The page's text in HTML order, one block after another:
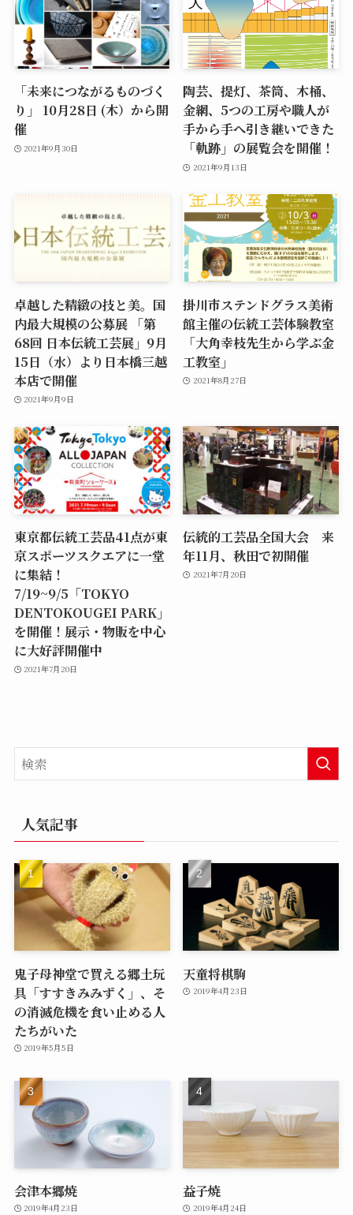
「未来につながるものづく
り」 10月28日 (木）から開
催
2021年9月30日
陶芸、提灯、茶筒、木桶、
金網、5つの工房や職人が
手から手へ引き継いできた
「軌跡」の展覧会を開催！
2021年9月13日
卓越した精緻の技と美。国
内最大規模の公募展 「第
68回 日本伝統工芸展」9月
15日（水）より日本橋三越
本店で開催
2021年9月9日
掛川市ステンドグラス美術
館主催の伝統工芸体験教室
「大角幸枝先生から学ぶ金
工教室」
2021年8月27日
東京都伝統工芸品41点が東
京スポーツスクエアに一堂
に集結！
7/19~9/5「TOKYO
DENTOKOUGEI PARK」
を開催！展示・物販を中心
に大好評開催中
2021年7月20日
伝統的工芸品全国大会 来
年11月、秋田で初開催
2021年7月20日
人気記事
鬼子母神堂で買える郷土玩
具「すすきみみずく」、そ
の消滅危機を食い止める人
たちがいた
2019年5月5日
天童将棋駒
2019年4月23日
会津本郷焼
2019年4月23日
益子焼
2019年4月24日